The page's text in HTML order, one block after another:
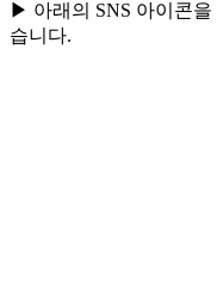
▶ 아래의 SNS 아이콘
습니다.